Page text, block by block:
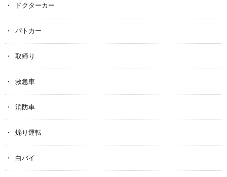
ドクターカー
パトカー
取締り
救急車
消防車
煽り運転
白バイ